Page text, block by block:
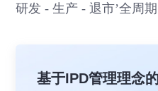
研发 - 生产 - 退市’全周
基于IPD管理理念